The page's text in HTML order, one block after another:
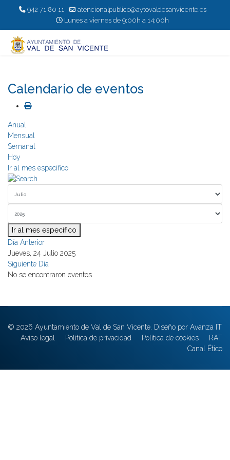
942 71 80 11
atencionalpublico@aytovaldesanvicente.es
Lunes a viernes de 9:00h a 14:00h
Calendario de eventos
Anual
Mensual
Semanal
Hoy
Ir al mes específico
Ir al mes específico
Día Anterior
Jueves, 24 Julio 2025
Siguiente Día
No se encontraron eventos
© 2026 Ayuntamiento de Val de San Vicente. Diseño por Avanza IT
Aviso legal
Política de privacidad Política de cookies
RAT
Canal Ético